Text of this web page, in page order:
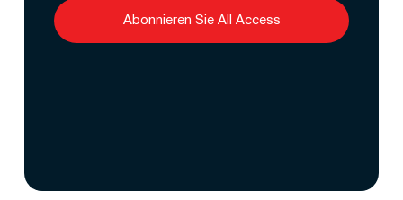
Abonnieren Sie All Access